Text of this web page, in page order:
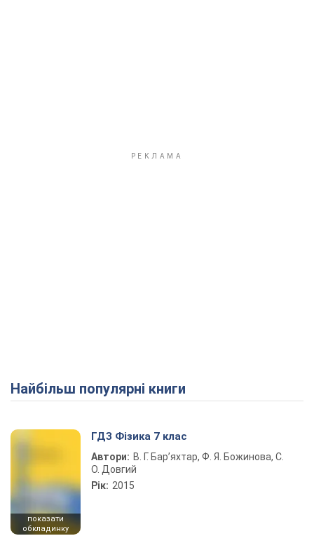
Найбільш популярні книги
показати
обкладинку
ГДЗ Фізика 7 клас
Автори: В. Г. Бар’яхтар, Ф. Я. Божинова, С.
О. Довгий
Рік: 2015